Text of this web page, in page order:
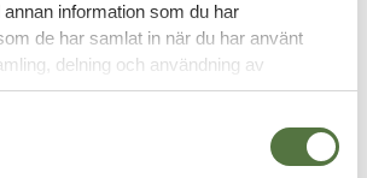
information som du har
de har samlat in när du har använt
delning och användning av
användas för personalisering av